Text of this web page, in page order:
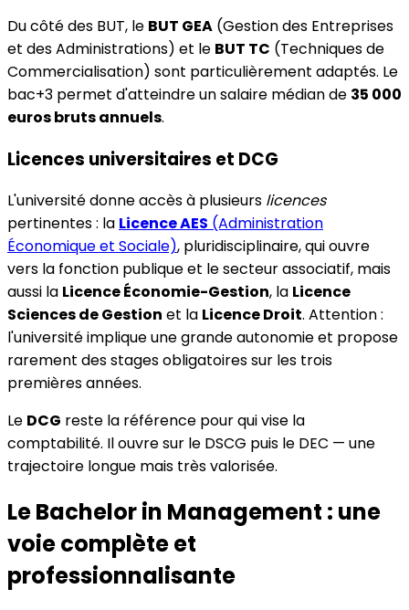
Du côté des BUT, le BUT GEA (Gestion des Entreprises
et des Administrations) et le BUT TC (Techniques de
Commercialisation) sont particulièrement adaptés. Le
bac+3 permet d'atteindre un salaire médian de 35 000
euros bruts annuels.
Licences universitaires et DCG
L'université donne accès à plusieurs licences
pertinentes : la Licence AES (Administration
Économique et Sociale), pluridisciplinaire, qui ouvre
vers la fonction publique et le secteur associatif, mais
aussi la Licence Économie-Gestion, la Licence
Sciences de Gestion et la Licence Droit. Attention :
l'université implique une grande autonomie et propose
rarement des stages obligatoires sur les trois
premières années.
Le DCG reste la référence pour qui vise la
comptabilité. Il ouvre sur le DSCG puis le DEC — une
trajectoire longue mais très valorisée.
Le Bachelor in Management : une
voie complète et
professionnalisante